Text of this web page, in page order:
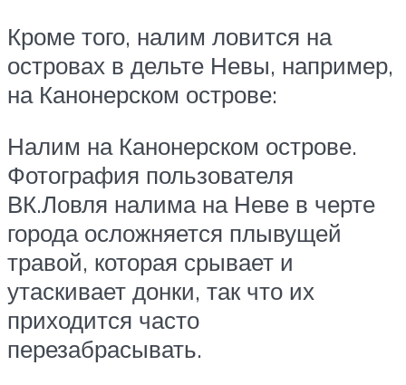
Кроме того, налим ловится на
островах в дельте Невы, например,
на Канонерском острове:
Налим на Канонерском острове.
Фотография пользователя
ВК.Ловля налима на Неве в черте
города осложняется плывущей
травой, которая срывает и
утаскивает донки, так что их
приходится часто
перезабрасывать.